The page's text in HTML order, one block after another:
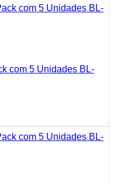
com 5 Unidades BL-